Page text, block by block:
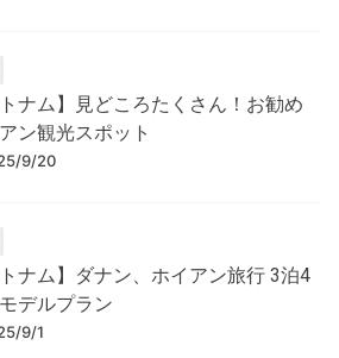
トナム】見どころたくさん！お勧め
ン観光スポット
9/20
トナム】ダナン、ホイアン旅行 3泊4
デルプラン
9/1